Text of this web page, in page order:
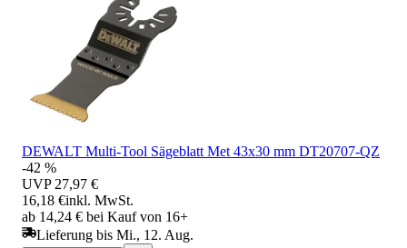
DEWALT Multi-Tool Sägeblatt Met 43x30 mm DT20707-QZ
-42 %
UVP 27,97 €
16,18 €inkl. MwSt.
ab 14,24 € bei Kauf von 16+
Lieferung bis Mi., 12. Aug.